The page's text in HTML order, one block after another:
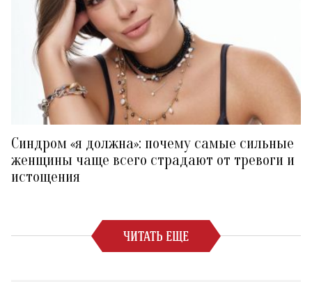
Синдром «я должна»: почему самые сильные
женщины чаще всего страдают от тревоги и
истощения
ЧИТАТЬ ЕЩЕ